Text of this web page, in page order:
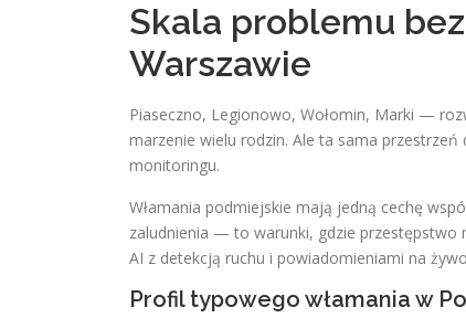
Skala problemu
Warszawie
Piaseczno, Legionowo, Wołomin, Marki —
marzenie wielu rodzin. Ale ta sama
monitoringu.
Włamania podmiejskie mają jedną cechę
zaludnienia — to warunki, gdzie przestępstwo
AI z detekcją ruchu i powiadomieniami na
Profil typowego włamania w